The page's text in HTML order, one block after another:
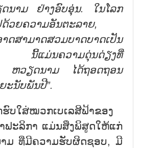
ນາມ ຢ່າງອົບອຸ່ນ. ໃນໂລກ
ວຍຄວາມອັນຕະລາຍ,
ດສາມາດສວມບາດບາດເປັນ
ນີ້ແມ່ນຄວາມດຸ່ນດ່ຽງທີ່
ຫວຽດນາມ ໄດ້ຖອດຖອນ
ະນັບພັນປີ”.
ບໃສ່ໝວກເບເລສີຟ້າຂອງ
ຟະລິກາ ແມ່ນສິ່ງພິສູດໃຫ້ແກ່
ມ ທີ່ມີຄວາມຮັບຜິດຊອບ, ມີ